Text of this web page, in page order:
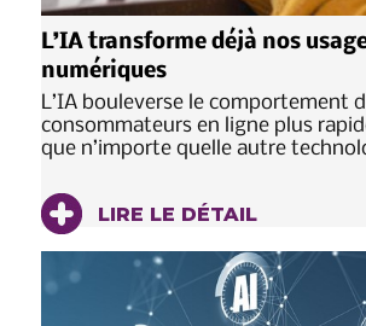
L’IA transforme déjà nos
numériques
L’IA bouleverse le comportement
consommateurs en ligne plus
que n’importe quelle autre
LIRE LE DÉTAIL